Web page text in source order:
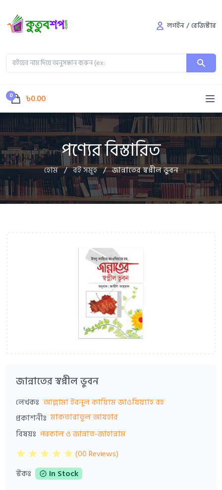
লগইন/রেজিস্টার
0 ৳0.00
পণ্যের বিস্তারিত
হোম / বই সমূহ / জান্নাতের স্বপ্নীল ভুবন
জান্নাতের স্বপ্নীল ভুবন
লেখকঃ আল্লামা ইবনুল কায়্যিম জাওযিয়্যাহ রহ
প্রকাশনীঃ মাকতাবাতুল আযহার
বিষয়ঃ পরকাল ও জান্নাত-জাহান্নাম
(00 Reviews)
স্টকঃ
In Stock